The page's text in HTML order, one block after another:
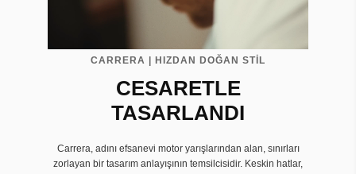
CARRERA | HIZDAN DOĞAN STİL
CESARETLE
TASARLANDI
Carrera, adını efsanevi motor yarışlarından alan, sınırları
zorlayan bir tasarım anlayışının temsilcisidir. Keskin hatlar,